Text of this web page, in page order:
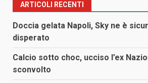
ARTICOLI RECENTI
Doccia gelata Napoli, Sky ne è
disperato
Calcio sotto choc, ucciso l’ex
sconvolto